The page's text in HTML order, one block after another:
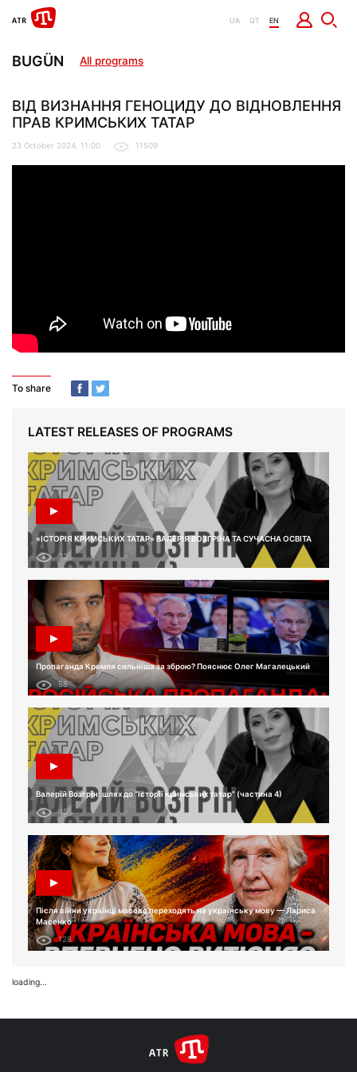
UA QT EN
BUGÜN All programs
ВІД ВИЗНАННЯ ГЕНОЦИДУ ДО ВІДНОВЛЕННЯ
ПРАВ КРИМСЬКИХ ТАТАР
23 October 2024, 11:00 11509
To share
LATEST RELEASES OF PROGRAMS
«ІСТОРІЯ КРИМСЬКИХ ТАТАР» ВАЛЕРІЯ ВОЗГРІНА ТА СУЧАСНА ОСВІТА
33
Пропаганда Кремля сильніша за зброю? Пояснює Олег Магалецький
58
Валерій Возгрін: шлях до “Історії кримських татар” (частина 4)
45
Після війни українці масово переходять на українську мову — Лариса
Масенко
128
loading...